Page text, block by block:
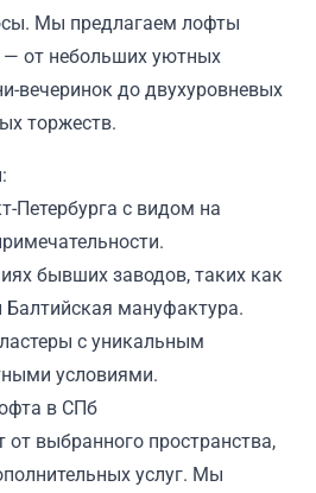
Мы предлагаем лофты
— от небольших уютных
вечеринок до двухуровневых
торжеств.
Петербурга с видом на
бывших заводов, таких как
Балтийская мануфактура.
с уникальным
условиями.
в СПб
выбранного пространства,
услуг. Мы